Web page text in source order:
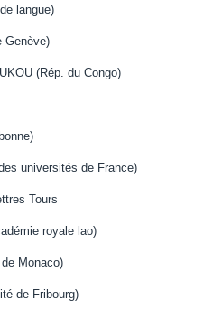
langue)
Genève)
(Rép. du Congo)
universités de France)
Tours
royale lao)
Monaco)
de Fribourg)